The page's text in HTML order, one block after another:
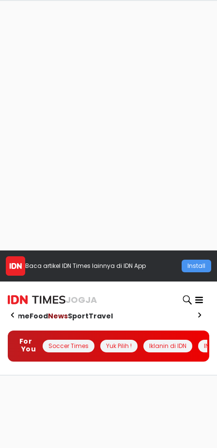
Baca artikel IDN Times lainnya di IDN App Install
JOGJA
HomeFoodNewsSportTravel
For
You
Soccer Times Yuk Pilih ! Iklanin di IDN